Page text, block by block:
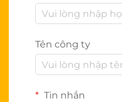
Tên công ty
Tin nhắn